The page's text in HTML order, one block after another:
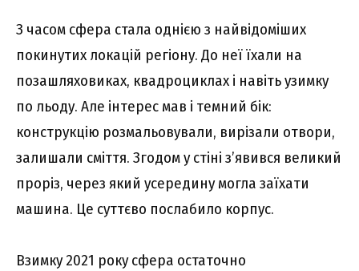
З часом сфера стала однією з найвідоміших
покинутих локацій регіону. До неї їхали на
позашляховиках, квадроциклах і навіть узимку
по льоду. Але інтерес мав і темний бік:
конструкцію розмальовували, вирізали отвори,
залишали сміття. Згодом у стіні з’явився великий
проріз, через який усередину могла заїхати
машина. Це суттєво послабило корпус.
Взимку 2021 року сфера остаточно